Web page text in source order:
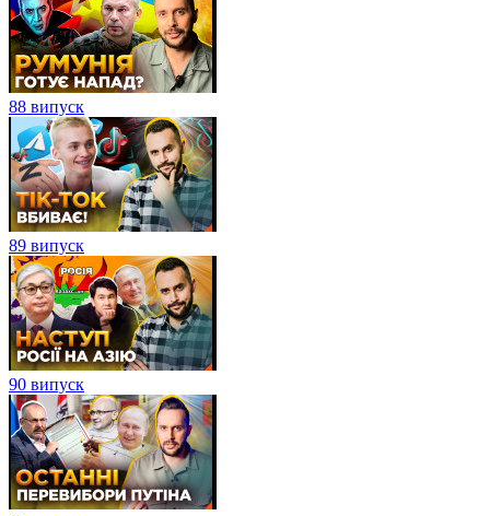
88 випуск
89 випуск
90 випуск